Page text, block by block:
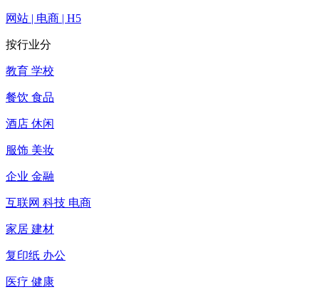
网站 | 电商 | H5
按行业分
教育 学校
餐饮 食品
酒店 休闲
服饰 美妆
企业 金融
互联网 科技 电商
家居 建材
复印纸 办公
医疗 健康